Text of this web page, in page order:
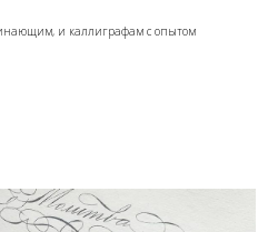
и каллиграфам с опытом